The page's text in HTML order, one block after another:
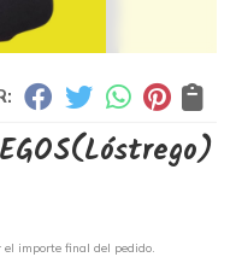
(Lóstrego)
el importe final del pedido.